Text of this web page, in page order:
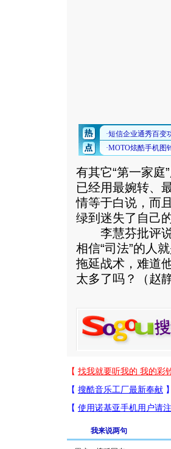
有其它“第一家
已经用最婉转、
情等于白说，而
绿到迷失了自己
李慧芬批评说
相信“司法”的人
拖延战术，难道
太多了吗？（赵静
我来说两句